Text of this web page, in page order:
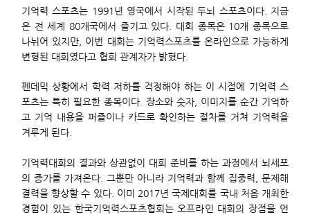
기억력 스포츠는 1991년 영국에서 시작된 두뇌 스포츠이다. 지금
은 전 세계 80개국에서 즐기고 있다. 대회 종목은 10개 종목으로
나뉘어 있지만, 이번 대회는 기억력스포츠를 온라인으로 가능하게
변형된 대회였다고 협회 관계자가 밝혔다.
펜데믹 상황에서 학력 저하를 걱정해야 하는 이 시점에 기억력 스
포츠는 특히 필요한 종목이다. 장소와 숫자, 이미지를 순간 기억하
고 기억 내용을 퍼즐이나 카드로 확인하는 절차를 거쳐 기억력을
겨루게 된다.
기억력대회의 결과와 상관없이 대회 준비를 하는 과정에서 뇌세포
의 증가를 가져온다. 그뿐만 아니라 기억력과 함께 집중력, 문제해
결력을 향상할 수 있다. 이미 2017년 국제대회를 국내 처음 개최한
경험이 있는 한국기억력스포츠협회는 오프라인 대회의 장점을 언